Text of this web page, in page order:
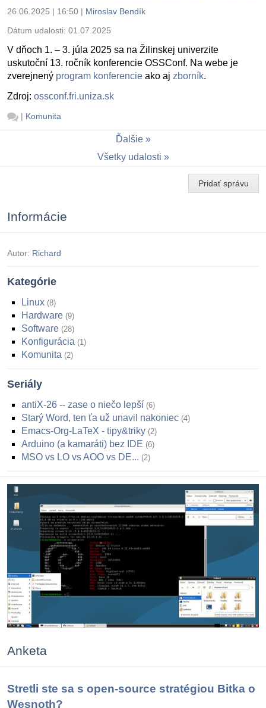
26.06.2025 | 16:50 | Miroslav Bendík
Dátum udalosti: 01.07.2025
V dňoch 1. – 3. júla 2025 sa na Žilinskej univerzite
uskutoční 13. ročník konferencie OSSConf. Na webe je
zverejnený program konferencie ako aj zborník.
Zdroj: ossconf.fri.uniza.sk
| Komunita
Ďalšie
Všetky udalosti
Pridať správu
Informácie
Autor: Richard
Kategórie
Linux 8
Hardware 9
Software 28
Konfigurácia 1
Komunita 2
Seriály
antiX-26 -- zase o niečo lepší 6
Starý Word, ten ťa už unavil nakoniec 4
Emacs-Org-LaTeX - tipy&triky 2
Arduino (a kamaráti) bez IDE 6
MSO vs LO vs AOO vs DE... 2
Anketa
Stretli ste sa s open-source stratégiou Bitka o
Wesnoth?